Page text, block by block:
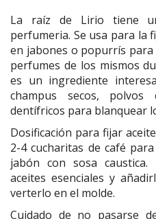
La raíz de Lirio tiene
perfumeria. Se usa para la
en jabones o popurrís para
perfumes de los mismos
es un ingrediente
champus secos, polvos
dentífricos para blanquear
Dosificación para fijar
2-4 cucharitas de café
jabón con sosa
aceites esenciales y
verterlo en el molde.
Cuidado de no pasarse